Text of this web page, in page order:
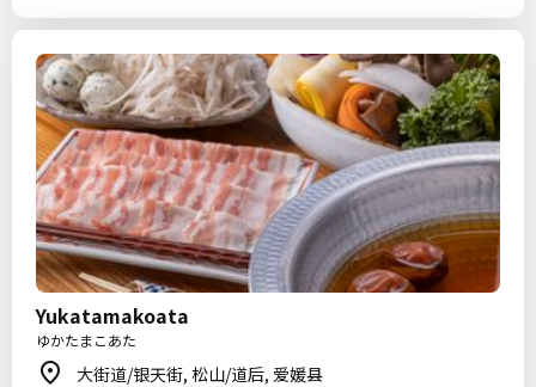
Yukatamakoata
ゆかたまこあた
大街道/银天街, 松山/道后, 爱媛县